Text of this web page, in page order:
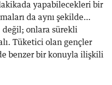
yapabilecekleri bir
da aynı şekilde…
değil; onlara sürekli
Tüketici olan gençler
benzer bir konuyla ilişkili